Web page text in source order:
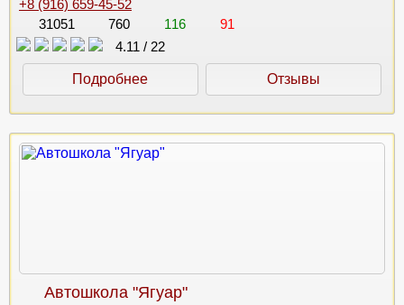
+8 (916) 659-45-52
31051
760 116
91
4.11 / 22
Подробнее Отзывы
Автошкола "Ягуар"